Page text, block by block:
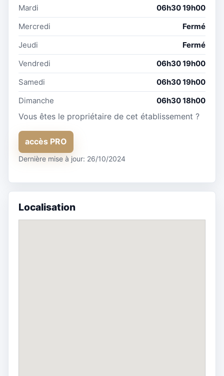
Mardi
06h30 19h00
Mercredi
Fermé
Jeudi
Fermé
Vendredi
06h30 19h00
Samedi
06h30 19h00
Dimanche
06h30 18h00
Vous êtes le propriétaire de cet établissement ?
accès PRO
Dernière mise à jour: 26/10/2024
Localisation